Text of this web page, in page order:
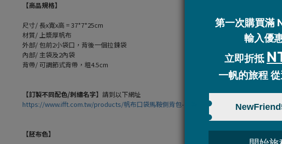
【商品規格】
尺寸/ 長x寬x高 = 37*7*25cm
材質/ 上漿厚帆布
外部/ 包前2小袋口，背後一個拉鍊袋
內部/ 主袋及2內袋
背帶/ 可調節式背帶，粗4.5cm
【訂製不同配色/刺繡名字】 請到以下網址
https://www.ifft.com.tw/products/帆布口袋馬鞍側背包-訂製
【胚布色】